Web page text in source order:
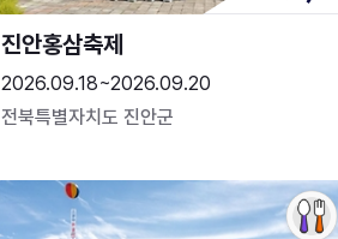
진안홍삼축제
2026.09.18~2026.09.20
전북특별자치도 진안군